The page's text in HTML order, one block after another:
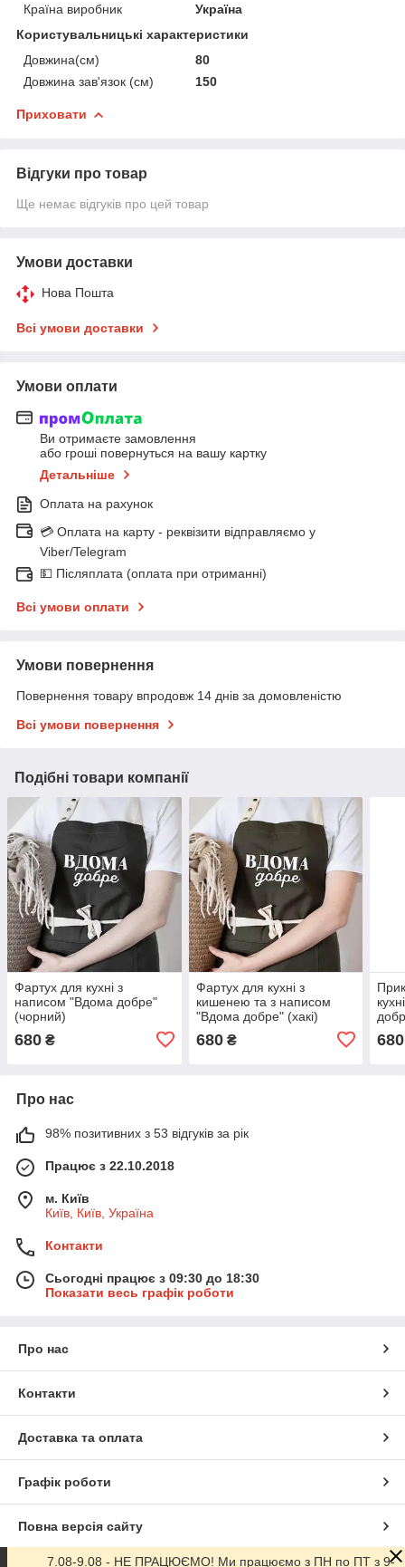
Країна виробник
Україна
Користувальницькі характеристики
Довжина(см)
80
Довжина зав'язок (см)
150
Приховати
Відгуки про товар
Ще немає відгуків про цей товар
Умови доставки
Нова Пошта
Всі умови доставки
Умови оплати
Ви отримаєте замовлення
або гроші повернуться на вашу картку
Детальніше
Оплата на рахунок
💳 Оплата на карту - реквізити відправляємо у
Viber/Telegram
💵 Післяплата (оплата при отриманні)
Всі умови оплати
Умови повернення
Повернення товару впродовж 14 днів за домовленістю
Всі умови повернення
Подібні товари компанії
Фартух для кухні з
написом "Вдома добре"
(чорний)
680 ₴
Фартух для кухні з
кишенею та з написом
"Вдома добре" (хакі)
680₴ 680
Про нас
98% позитивних з 53 відгуків за рік
Працює з 22.10.2018
м. Київ
Київ, Київ, Україна
Контакти
Сьогодні працює з 09:30 до 18:30
Показати весь графік роботи
Про нас
Контакти
Доставка та оплата
Графік роботи
Повна версія сайту
7.08-9.08 - НЕ ПРАЦЮЄМО! Ми працюємо з ПН по ПТ з 9-